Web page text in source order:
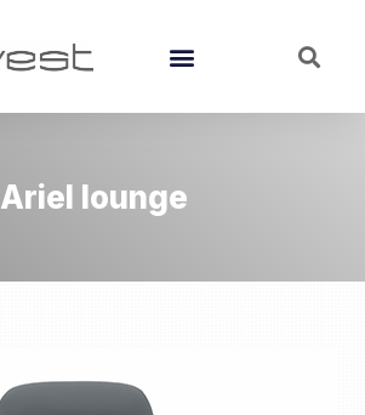
Ariel lounge